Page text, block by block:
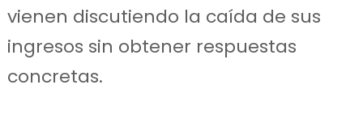
vienen discutiendo la caída de sus
ingresos sin obtener respuestas
concretas.